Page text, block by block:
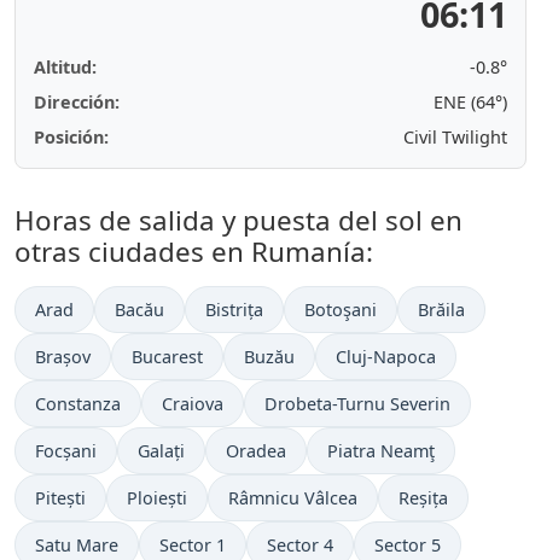
06:11
Altitud:
-0.8°
Dirección:
ENE (64°)
Posición:
Civil Twilight
Horas de salida y puesta del sol en
otras ciudades en Rumanía:
Arad Bacău Bistrița Botoşani Brăila
Brașov Bucarest Buzău Cluj-Napoca
Constanza Craiova Drobeta-Turnu Severin
Focșani Galați Oradea Piatra Neamţ
Pitești Ploiești Râmnicu Vâlcea Reșița
Satu Mare Sector 1 Sector 4 Sector 5